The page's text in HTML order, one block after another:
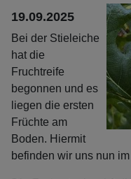
19.09.2025
Bei der Stieleiche
hat die
Fruchtreife
begonnen und es
liegen die ersten
Früchte am
Boden. Hiermit
befinden wir uns nun